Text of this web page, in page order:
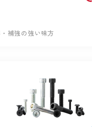
補強の強い味方